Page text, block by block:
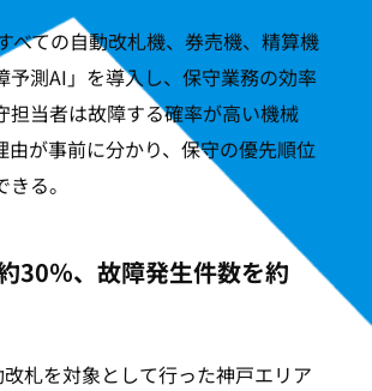
べての自動改札機、券売機、精算機
予測AI」を導入し、保守業務の効率
担当者は故障する確率が高い機械
由が事前に分かり、保守の優先順位
る。
30％、故障発生件数を約
札を対象として行った神戸エリア